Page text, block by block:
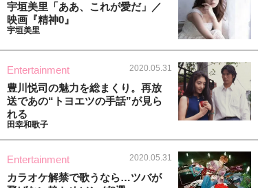
宇垣美里「ああ、これが愛だ」／
映画『精神0』
宇垣美里
Entertainment 2020.05.31
豊川悦司の魅力を総まくり。再放
送であの“トヨエツの手話”が見ら
れる
田幸和歌子
Entertainment 2020.05.31
カラオケ解禁で歌うなら…ツバが